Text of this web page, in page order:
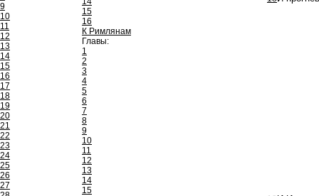
9
10
11
12
13
14
15
16
17
18
19
20
21
22
23
24
25
26
27
15
16
К Римлянам
Главы:
1
2
3
4
5
6
7
8
9
10
11
12
13
14
15